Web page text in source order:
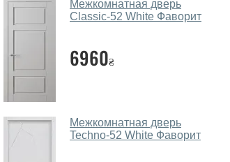
Межкомнатная дверь
Classic-52 White Фаворит
6960₴
Межкомнатная дверь
Techno-52 White Фаворит